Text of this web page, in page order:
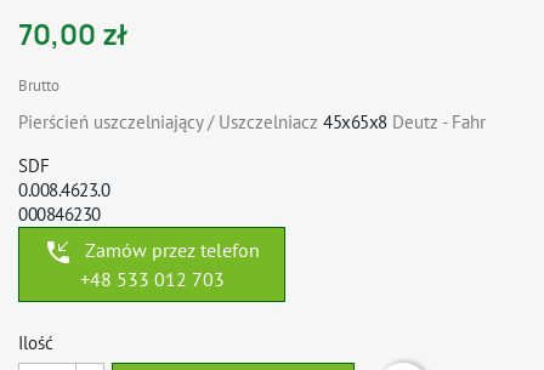
70,00 zł
Brutto
Pierścień uszczelniający / Uszczelniacz 45x65x8 Deutz - Fahr
SDF
0.008.4623.0
000846230
phone_callback
Zamów przez telefon
+48 533 012 703
Ilość